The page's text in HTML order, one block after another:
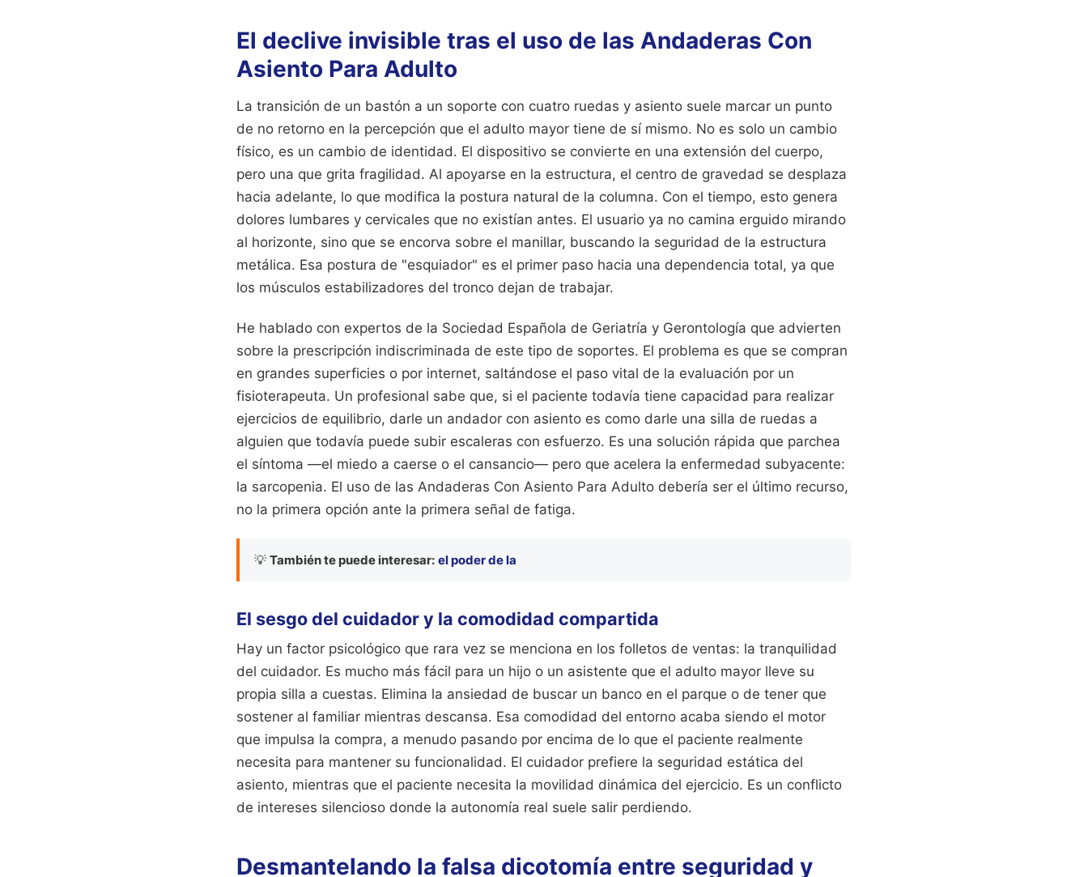
El declive invisible tras el uso de las Andaderas Con
Asiento Para Adulto
La transición de un bastón a un soporte con cuatro ruedas y asiento suele marcar un punto
de no retorno en la percepción que el adulto mayor tiene de sí mismo. No es solo un cambio
físico, es un cambio de identidad. El dispositivo se convierte en una extensión del cuerpo,
pero una que grita fragilidad. Al apoyarse en la estructura, el centro de gravedad se desplaza
hacia adelante, lo que modifica la postura natural de la columna. Con el tiempo, esto genera
dolores lumbares y cervicales que no existían antes. El usuario ya no camina erguido mirando
al horizonte, sino que se encorva sobre el manillar, buscando la seguridad de la estructura
metálica. Esa postura de "esquiador" es el primer paso hacia una dependencia total, ya que
los músculos estabilizadores del tronco dejan de trabajar.
He hablado con expertos de la Sociedad Española de Geriatría y Gerontología que advierten
sobre la prescripción indiscriminada de este tipo de soportes. El problema es que se compran
en grandes superficies o por internet, saltándose el paso vital de la evaluación por un
fisioterapeuta. Un profesional sabe que, si el paciente todavía tiene capacidad para realizar
ejercicios de equilibrio, darle un andador con asiento es como darle una silla de ruedas a
alguien que todavía puede subir escaleras con esfuerzo. Es una solución rápida que parchea
el síntoma —el miedo a caerse o el cansancio— pero que acelera la enfermedad subyacente:
la sarcopenia. El uso de las Andaderas Con Asiento Para Adulto debería ser el último recurso,
no la primera opción ante la primera señal de fatiga.
💡 También te puede interesar: el poder de la
El sesgo del cuidador y la comodidad compartida
Hay un factor psicológico que rara vez se menciona en los folletos de ventas: la tranquilidad
del cuidador. Es mucho más fácil para un hijo o un asistente que el adulto mayor lleve su
propia silla a cuestas. Elimina la ansiedad de buscar un banco en el parque o de tener que
sostener al familiar mientras descansa. Esa comodidad del entorno acaba siendo el motor
que impulsa la compra, a menudo pasando por encima de lo que el paciente realmente
necesita para mantener su funcionalidad. El cuidador prefiere la seguridad estática del
asiento, mientras que el paciente necesita la movilidad dinámica del ejercicio. Es un conflicto
de intereses silencioso donde la autonomía real suele salir perdiendo.
Desmantelando la falsa dicotomía entre seguridad y